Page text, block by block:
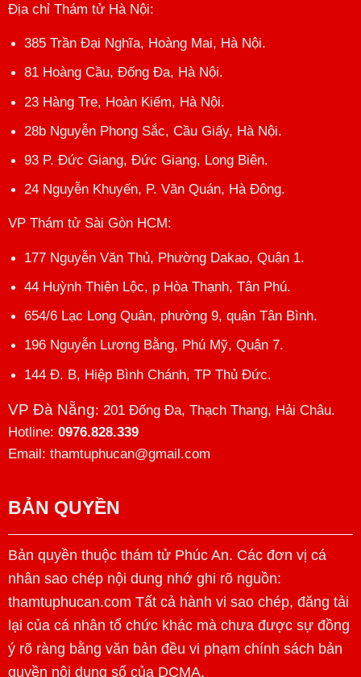
Địa chỉ Thám tử Hà Nội:
385 Trần Đại Nghĩa, Hoàng Mai, Hà Nội.
81 Hoàng Cầu, Đống Đa, Hà Nội.
23 Hàng Tre, Hoàn Kiếm, Hà Nội.
28b Nguyễn Phong Sắc, Cầu Giấy, Hà Nội.
93 P. Đức Giang, Đức Giang, Long Biên.
24 Nguyễn Khuyến, P. Văn Quán, Hà Đông.
VP Thám tử Sài Gòn HCM:
177 Nguyễn Văn Thủ, Phường Dakao, Quận 1.
44 Huỳnh Thiện Lộc, p Hòa Thạnh, Tân Phú.
654/6 Lạc Long Quân, phường 9, quận Tân Bình.
196 Nguyễn Lương Bằng, Phú Mỹ, Quận 7.
144 Đ. B, Hiệp Bình Chánh, TP Thủ Đức.
VP Đà Nẵng: 201 Đống Đa, Thạch Thang, Hải Châu.
Hotline: 0976.828.339
Email: thamtuphucan@gmail.com
BẢN QUYỀN
Bản quyền thuộc thám tử Phúc An. Các đơn vị cá
nhân sao chép nội dung nhớ ghi rõ nguồn:
thamtuphucan.com Tất cả hành vi sao chép, đăng tải
lại của cá nhân tổ chức khác mà chưa được sự đồng
ý rõ ràng bằng văn bản đều vi phạm chính sách bản
quyền nội dung số của DCMA.